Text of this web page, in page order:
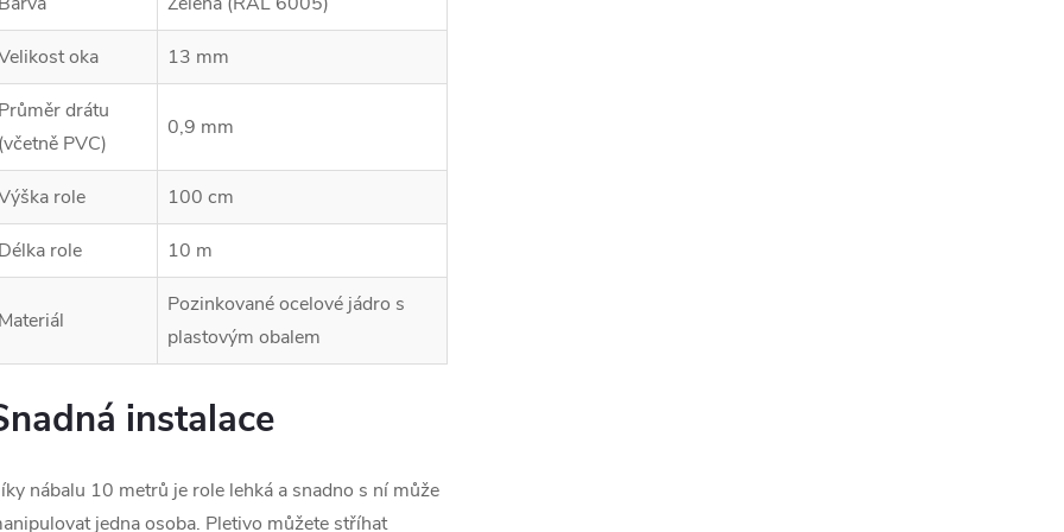
oka 13 mm
drátu
PVC)
0,9 mm
role 100 cm
role 10 m
Pozinkované ocelové jádro s
plastovým obalem
instalace
nábalu 10 metrů je role lehká a snadno s ní může
jedna osoba. Pletivo můžete stříhat